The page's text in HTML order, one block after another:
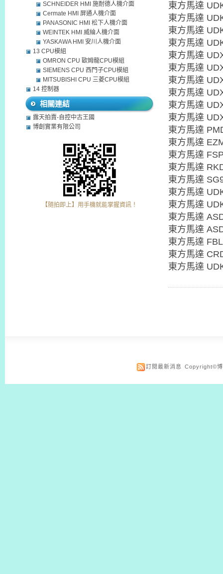
東方馬達
東方馬達
東方馬達
東方馬達
東方馬達
東方馬達
東方馬達
東方馬達
東方馬達
東方馬達
東方馬達
東方馬達
東方馬達
東方馬達
東方馬達
東方馬達
東方馬達
東方馬達
東方馬達
東方馬達
東方馬達
東方馬達
SCHNEIDER HMI 施耐德人機介面
Cermate HMI 屏通人機介面
PANASONIC HMI 松下人機介面
WEINTEK HMI 威綸人機介面
YASKAWA HMI 安川人機介面
13 CPU模組
OMRON CPU 歐姆龍CPU模組
SIEMENS CPU 西門子CPU模組
MITSUBISHI CPU 三菱CPU模組
14 控制器
相關連結
露天拍賣-自控中古王國
博創實業有限公司
【隨拍即上】用手機就能掌握資訊！
訂閱最新消息 Copyright©